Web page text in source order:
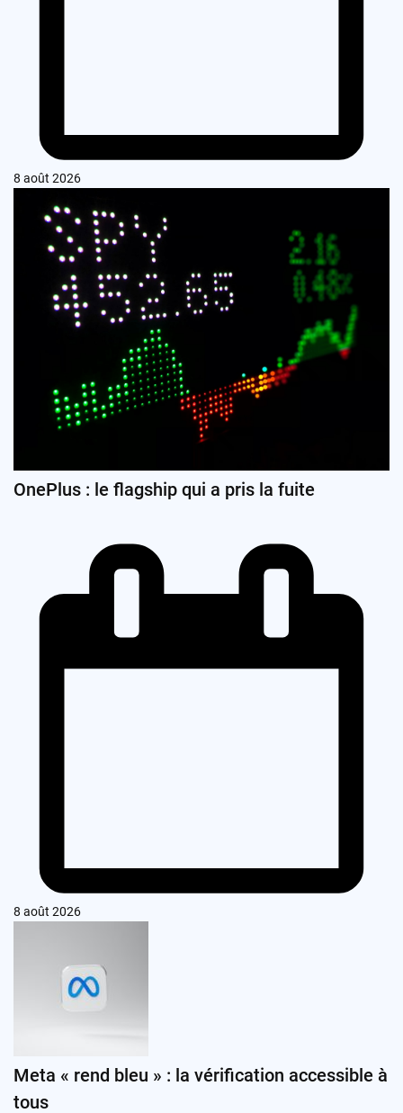
8 août 2026
OnePlus : le flagship qui a pris la fuite
8 août 2026
Meta « rend bleu » : la vérification accessible à
tous